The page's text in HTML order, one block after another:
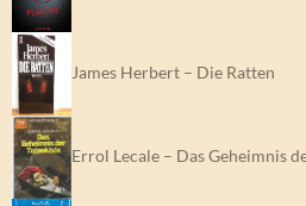
James Herbert – Die Ratten
Errol Lecale – Das Geheimnis